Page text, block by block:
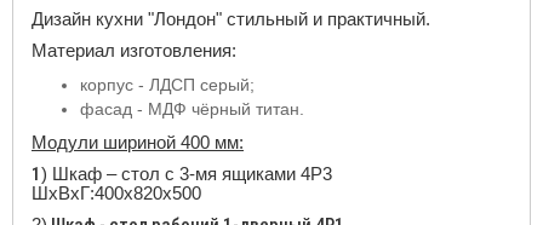
Дизайн кухни "Лондон" стильный и практичный.
Материал изготовления:
корпус - ЛДСП серый;
фасад - МДФ чёрный титан.
Модули шириной 400 мм:
1 ) Шкаф – стол с 3-мя ящиками 4Р3
ШхВхГ:400x820x500